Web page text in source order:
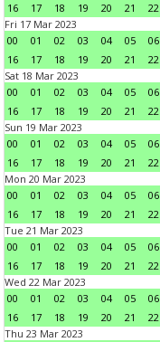
16 17 18 19 20 21 22
Fri 17 Mar 2023
00
01 02 03 04 05 06
16
17 18 19 20 21 22
Sat 18 Mar 2023
00
01 02 03 04 05 06
16
17 18 19 20 21 22
Sun 19 Mar 2023
00
01 02 03 04 05 06
16
17 18 19 20 21 22
Mon 20 Mar 2023
00
01 02 03 04 05 06
16
17 18 19 20 21 22
Tue 21 Mar 2023
00
01 02 03 04 05 06
16
17 18 19 20 21 22
Wed 22 Mar 2023
00
01 02 03 04 05 06
16
17 18 19 20 21 22
Thu 23 Mar 2023